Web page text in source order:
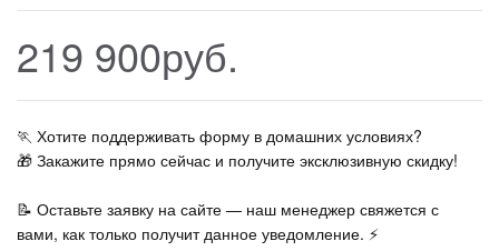
219 900руб.
🏃‍ Хотите поддерживать форму в домашних условиях?
🎁 Закажите прямо сейчас и получите эксклюзивную скидку!
📝 Оставьте заявку на сайте — наш менеджер свяжется с
вами, как только получит данное уведомление. ⚡